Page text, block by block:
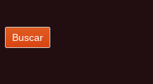
Buscar